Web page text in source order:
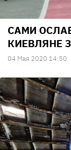
САМИ
КИЕВЛЯНЕ
04 Мая 2020 14:50